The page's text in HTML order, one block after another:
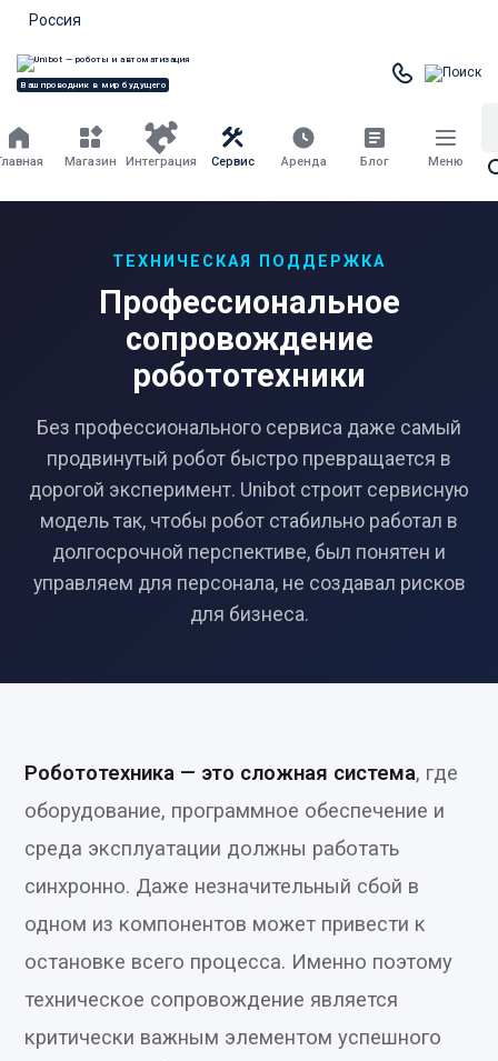
Россия
Ваш проводник в мир будущего
Магазин Интеграция Сервис Аренда Блог Меню
ТЕХНИЧЕСКАЯ ПОДДЕРЖКА
Профессиональное
сопровождение
робототехники
Без профессионального сервиса даже самый
продвинутый робот быстро превращается в
дорогой эксперимент. Unibot строит сервисную
модель так, чтобы робот стабильно работал в
долгосрочной перспективе, был понятен и
управляем для персонала, не создавал рисков
для бизнеса.
Робототехника — это сложная система, где
оборудование, программное обеспечение и
среда эксплуатации должны работать
синхронно. Даже незначительный сбой в
одном из компонентов может привести к
остановке всего процесса. Именно поэтому
техническое сопровождение является
критически важным элементом успешного